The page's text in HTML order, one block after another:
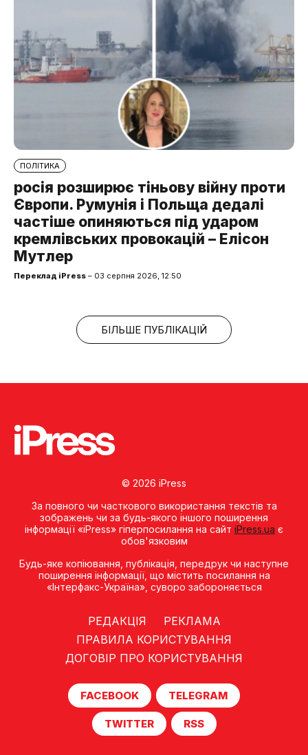
ПОЛІТИКА
росія розширює тіньову війну проти
Європи. Румунія і Польща дедалі
частіше опиняються під ударом
кремлівських провокацій – Елісон
Мутлер
Переклад iPress – 03 серпня 2026, 12:50
БІЛЬШЕ ПУБЛІКАЦІЙ
© 2026 iPress
За повного чи часткового використання текстів та
зображень чи за будь-якого іншого поширення
інформації «iPress» гіперпосилання на сайт iPress.ua є
обов'язковим
Будь-яке копiювання, публiкацiя, передрук чи наступне
поширення iнформацiї, що мiстить посилання на
«Iнтерфакс-Україна», суворо забороняється
РЕДАКЦІЯ
РЕКЛАМА
ПРАВИЛА КОРИСТУВАННЯ
ДОГОВІР ПРО КОРИСТУВАННЯ
FACEBOOK TELEGRAM
TWITTER RSS